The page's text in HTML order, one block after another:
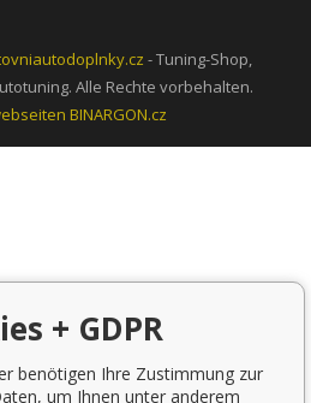
- Tuning-Shop,
Alle Rechte vorbehalten.
BINARGON.cz
+ GDPR
benötigen Ihre Zustimmung zur
um Ihnen unter anderem